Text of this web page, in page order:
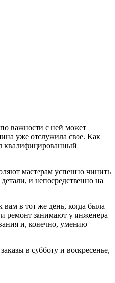
важности с ней может
уже отслужила свое. Как
квалифицированный
мастерам успешно чинить
и непосредственно на
в тот же день, когда была
и ремонт занимают у инженера
и, конечно, умению
в субботу и воскресенье,